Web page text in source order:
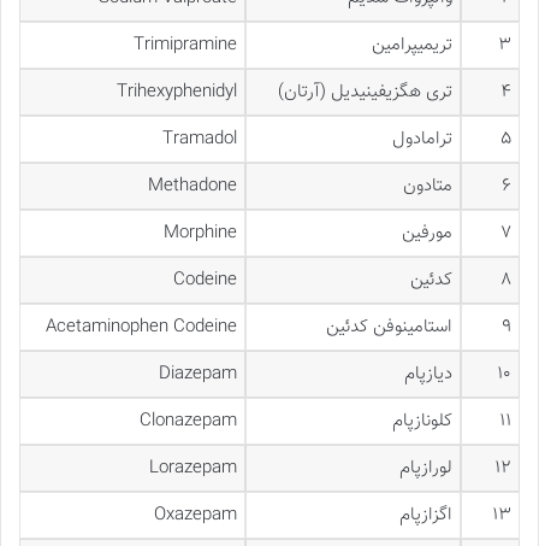
۳
تریمیپرامین
Trimipramine
۴
تری هگزیفینیدیل (آرتان)
Trihexyphenidyl
۵
ترامادول
Tramadol
۶
متادون
Methadone
۷
مورفین
Morphine
۸
کدئین
Codeine
۹
استامینوفن کدئین
Acetaminophen Codeine
۱۰
دیازپام
Diazepam
۱۱
کلونازپام
Clonazepam
۱۲
لورازپام
Lorazepam
۱۳
اگزازپام
Oxazepam